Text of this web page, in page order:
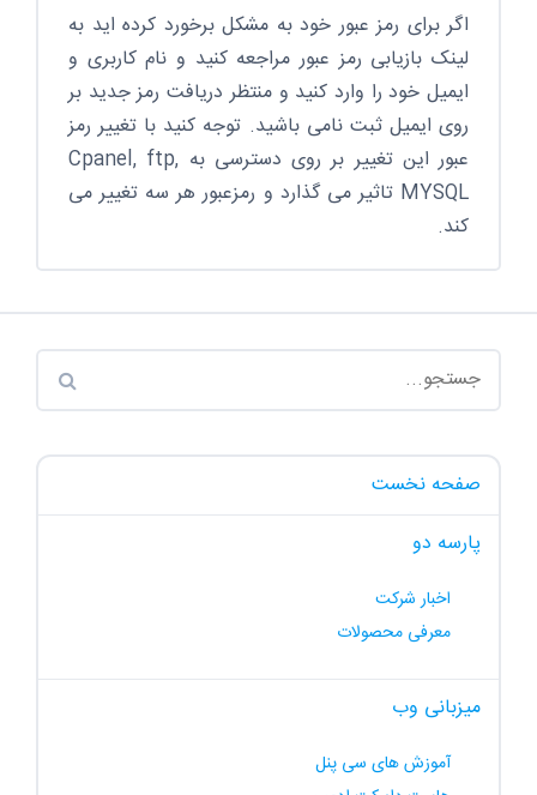
اگر برای رمز عبور خود به مشکل برخورد کرده اید به
لینک بازیابی رمز عبور مراجعه کنید و نام کاربری و
ایمیل خود را وارد کنید و منتظر دریافت رمز جدید بر
روی ایمیل ثبت نامی باشید. توجه کنید با تغییر رمز
عبور این تغییر بر روی دسترسی به Cpanel, ftp,
MYSQL تاثیر می گذارد و رمزعبور هر سه تغییر می
کند.
صفحه نخست
پارسه دو
اخبار شرکت
معرفی محصولات
میزبانی وب
آموزش های سی پنل